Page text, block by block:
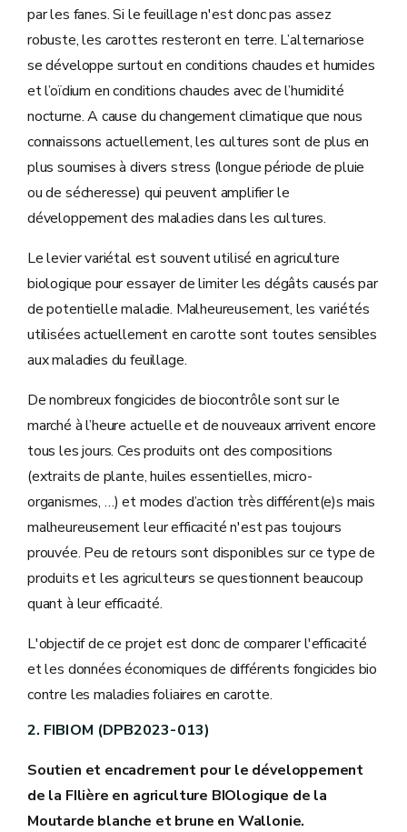
par les fanes. Si le feuillage n'est donc pas assez
robuste, les carottes resteront en terre. L’alternariose
se développe surtout en conditions chaudes et humides
et l’oïdium en conditions chaudes avec de l’humidité
nocturne. A cause du changement climatique que nous
connaissons actuellement, les cultures sont de plus en
plus soumises à divers stress (longue période de pluie
ou de sécheresse) qui peuvent amplifier le
développement des maladies dans les cultures.
Le levier variétal est souvent utilisé en agriculture
biologique pour essayer de limiter les dégâts causés par
de potentielle maladie. Malheureusement, les variétés
utilisées actuellement en carotte sont toutes sensibles
aux maladies du feuillage.
De nombreux fongicides de biocontrôle sont sur le
marché à l’heure actuelle et de nouveaux arrivent encore
tous les jours. Ces produits ont des compositions
(extraits de plante, huiles essentielles, micro-
organismes, …) et modes d’action très différent(e)s mais
malheureusement leur efficacité n'est pas toujours
prouvée. Peu de retours sont disponibles sur ce type de
produits et les agriculteurs se questionnent beaucoup
quant à leur efficacité.
L'objectif de ce projet est donc de comparer l'efficacité
et les données économiques de différents fongicides bio
contre les maladies foliaires en carotte.
2. FIBIOM (DPB2023-013)
Soutien et encadrement pour le développement
de la FIlière en agriculture BIOlogique de la
Moutarde blanche et brune en Wallonie.